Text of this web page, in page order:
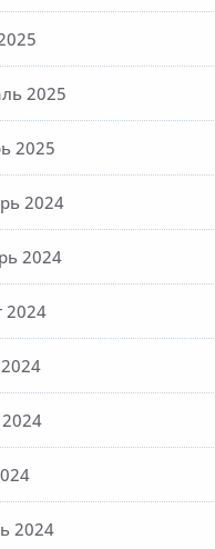
2025
2025
2024
2024
2024
2024